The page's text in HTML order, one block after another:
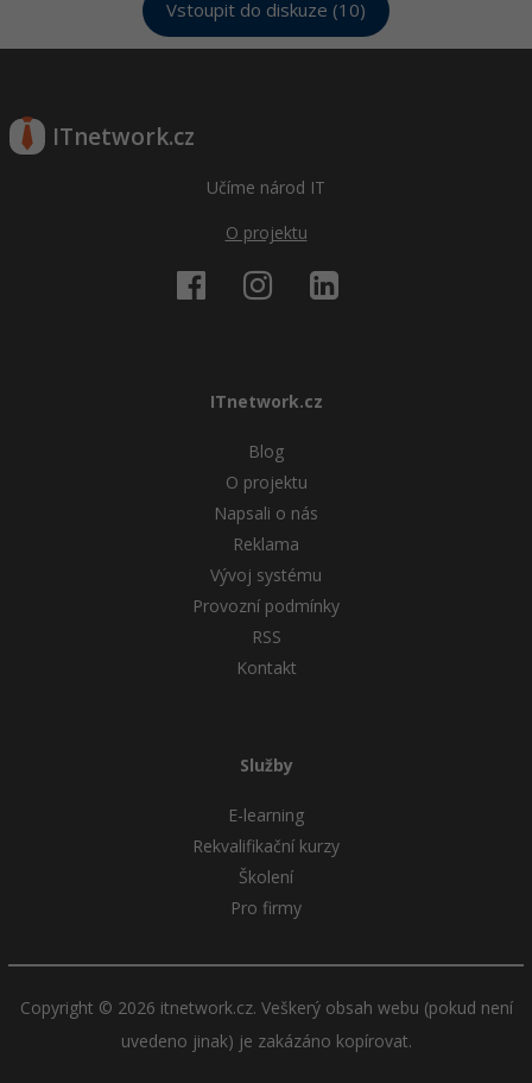
Vstoupit do diskuze (10)
ITnetwork.cz
Učíme národ IT
O projektu
ITnetwork.cz
Blog
O projektu
Napsali o nás
Reklama
Vývoj systému
Provozní podmínky
RSS
Kontakt
Služby
E-learning
Rekvalifikační kurzy
Školení
Pro firmy
Copyright © 2026 itnetwork.cz. Veškerý obsah webu (pokud není
uvedeno jinak) je zakázáno kopírovat.